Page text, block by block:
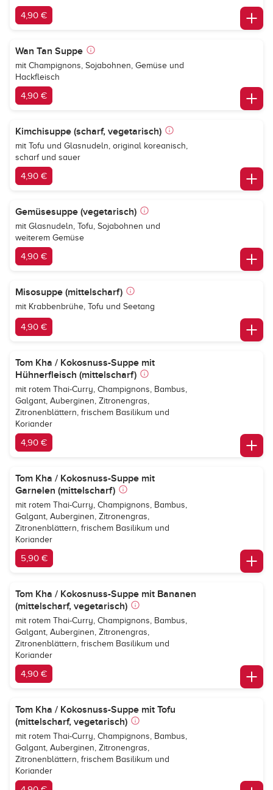
4,90 €
Wan Tan Suppe
mit Champignons, Sojabohnen, Gemüse und
Hackfleisch
4,90 €
Kimchisuppe (scharf, vegetarisch)
mit Tofu und Glasnudeln, original koreanisch,
scharf und sauer
4,90 €
Gemüsesuppe (vegetarisch)
mit Glasnudeln, Tofu, Sojabohnen und
weiterem Gemüse
4,90 €
Misosuppe (mittelscharf)
mit Krabbenbrühe, Tofu und Seetang
4,90 €
Tom Kha / Kokosnuss-Suppe mit
Hühnerfleisch (mittelscharf)
mit rotem Thai-Curry, Champignons, Bambus,
Galgant, Auberginen, Zitronengras,
Zitronenblättern, frischem Basilikum und
Koriander
4,90 €
Tom Kha / Kokosnuss-Suppe mit
Garnelen (mittelscharf)
mit rotem Thai-Curry, Champignons, Bambus,
Galgant, Auberginen, Zitronengras,
Zitronenblättern, frischem Basilikum und
Koriander
5,90 €
Tom Kha / Kokosnuss-Suppe mit Bananen
(mittelscharf, vegetarisch)
mit rotem Thai-Curry, Champignons, Bambus,
Galgant, Auberginen, Zitronengras,
Zitronenblättern, frischem Basilikum und
Koriander
4,90 €
Tom Kha / Kokosnuss-Suppe mit Tofu
(mittelscharf, vegetarisch)
mit rotem Thai-Curry, Champignons, Bambus,
Galgant, Auberginen, Zitronengras,
Zitronenblättern, frischem Basilikum und
Koriander